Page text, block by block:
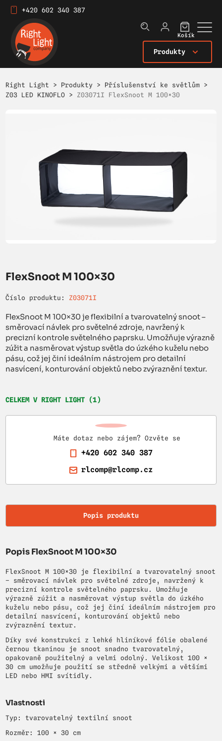
+420 602 340 387
Produkty
Košík
Right Light > Produkty > Příslušenství ke světlům >
Z03 LED KINOFLO > Z03071I FlexSnoot M 100×30
FlexSnoot M 100×30
Číslo produktu: Z03071I
FlexSnoot M 100×30 je flexibilní a tvarovatelný snoot –
směrovací návlek pro světelné zdroje, navržený k
precizní kontrole světelného paprsku. Umožňuje výrazně
zúžit a nasměrovat výstup světla do úzkého kuželu nebo
pásu, což jej činí ideálním nástrojem pro detailní
nasvícení, konturování objektů nebo zvýraznění textur.
CELKEM V RIGHT LIGHT (1)
Máte dotaz nebo zájem? Ozvěte se
+420 602 340 387
rlcomp@rlcomp.cz
Popis produktu
Popis FlexSnoot M 100×30
FlexSnoot M 100×30 je flexibilní a tvarovatelný snoot
– směrovací návlek pro světelné zdroje, navržený k
precizní kontrole světelného paprsku. Umožňuje
výrazně zúžit a nasměrovat výstup světla do úzkého
kuželu nebo pásu, což jej činí ideálním nástrojem pro
detailní nasvícení, konturování objektů nebo
zvýraznění textur.
Díky své konstrukci z lehké hliníkové fólie obalené
černou tkaninou je snoot snadno tvarovatelný,
opakovaně použitelný a velmi odolný. Velikost 100 ×
30 cm umožňuje použití se středně velkými a většími
LED nebo HMI svítidly.
Vlastnosti
Typ: tvarovatelný textilní snoot
Rozměr: 100 × 30 cm